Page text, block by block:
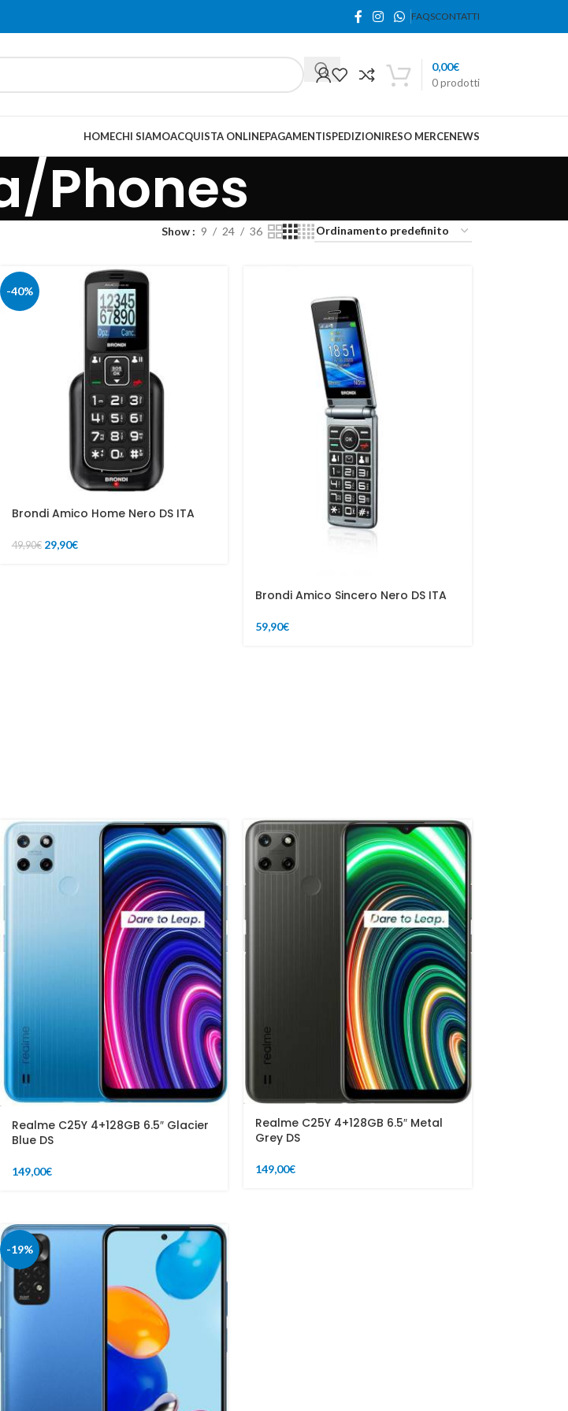
FAQSCONTATTI
0prodotti
0,00€
HOMECHI SIAMOACQUISTA ONLINEPAGAMENTISPEDIZIONIRESO MERCENEWS
Phones
Show 9 24 36
-40%
Brondi Amico Home Nero DS ITA
49,90€ 29,90€
Brondi Amico Sincero Nero DS ITA
59,90€
Realme C25Y 4+128GB 6.5″ Glacier
Blue DS
149,00€
Realme C25Y 4+128GB 6.5″ Metal
Grey DS
149,00€
-19%